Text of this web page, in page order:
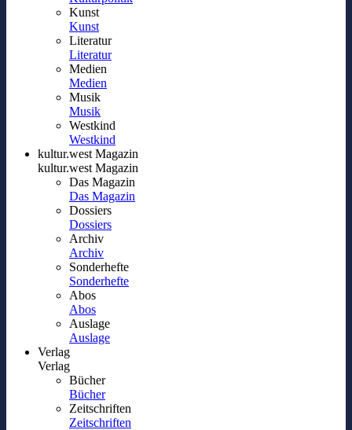
Kunst
Kunst
Literatur
Literatur
Medien
Medien
Musik
Musik
Westkind
Westkind
kultur.west Magazin
kultur.west Magazin
Das Magazin
Das Magazin
Dossiers
Dossiers
Archiv
Archiv
Sonderhefte
Sonderhefte
Abos
Abos
Auslage
Auslage
Verlag
Verlag
Bücher
Bücher
Zeitschriften
Zeitschriften